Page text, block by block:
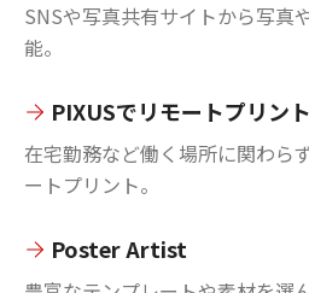
SNSや写真共有サイトから写真
能。
PIXUSでリモートプリント
在宅勤務など働く場所に関わら
ートプリント。
Poster Artist